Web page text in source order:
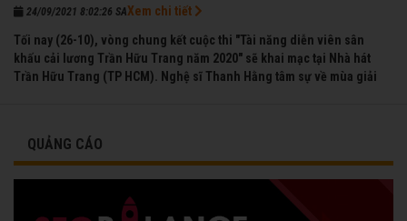
24/09/2021 8:02:26 SA
Tối nay (26-10), vòng chung kết cuộc thi "Tài năng diễn viên sân
khấu cải lương Trần Hữu Trang năm 2020" sẽ khai mạc tại Nhà hát
Trần Hữu Trang (TP HCM). Nghệ sĩ Thanh Hằng tâm sự về mùa giải
Xem chi tiết
QUẢNG CÁO